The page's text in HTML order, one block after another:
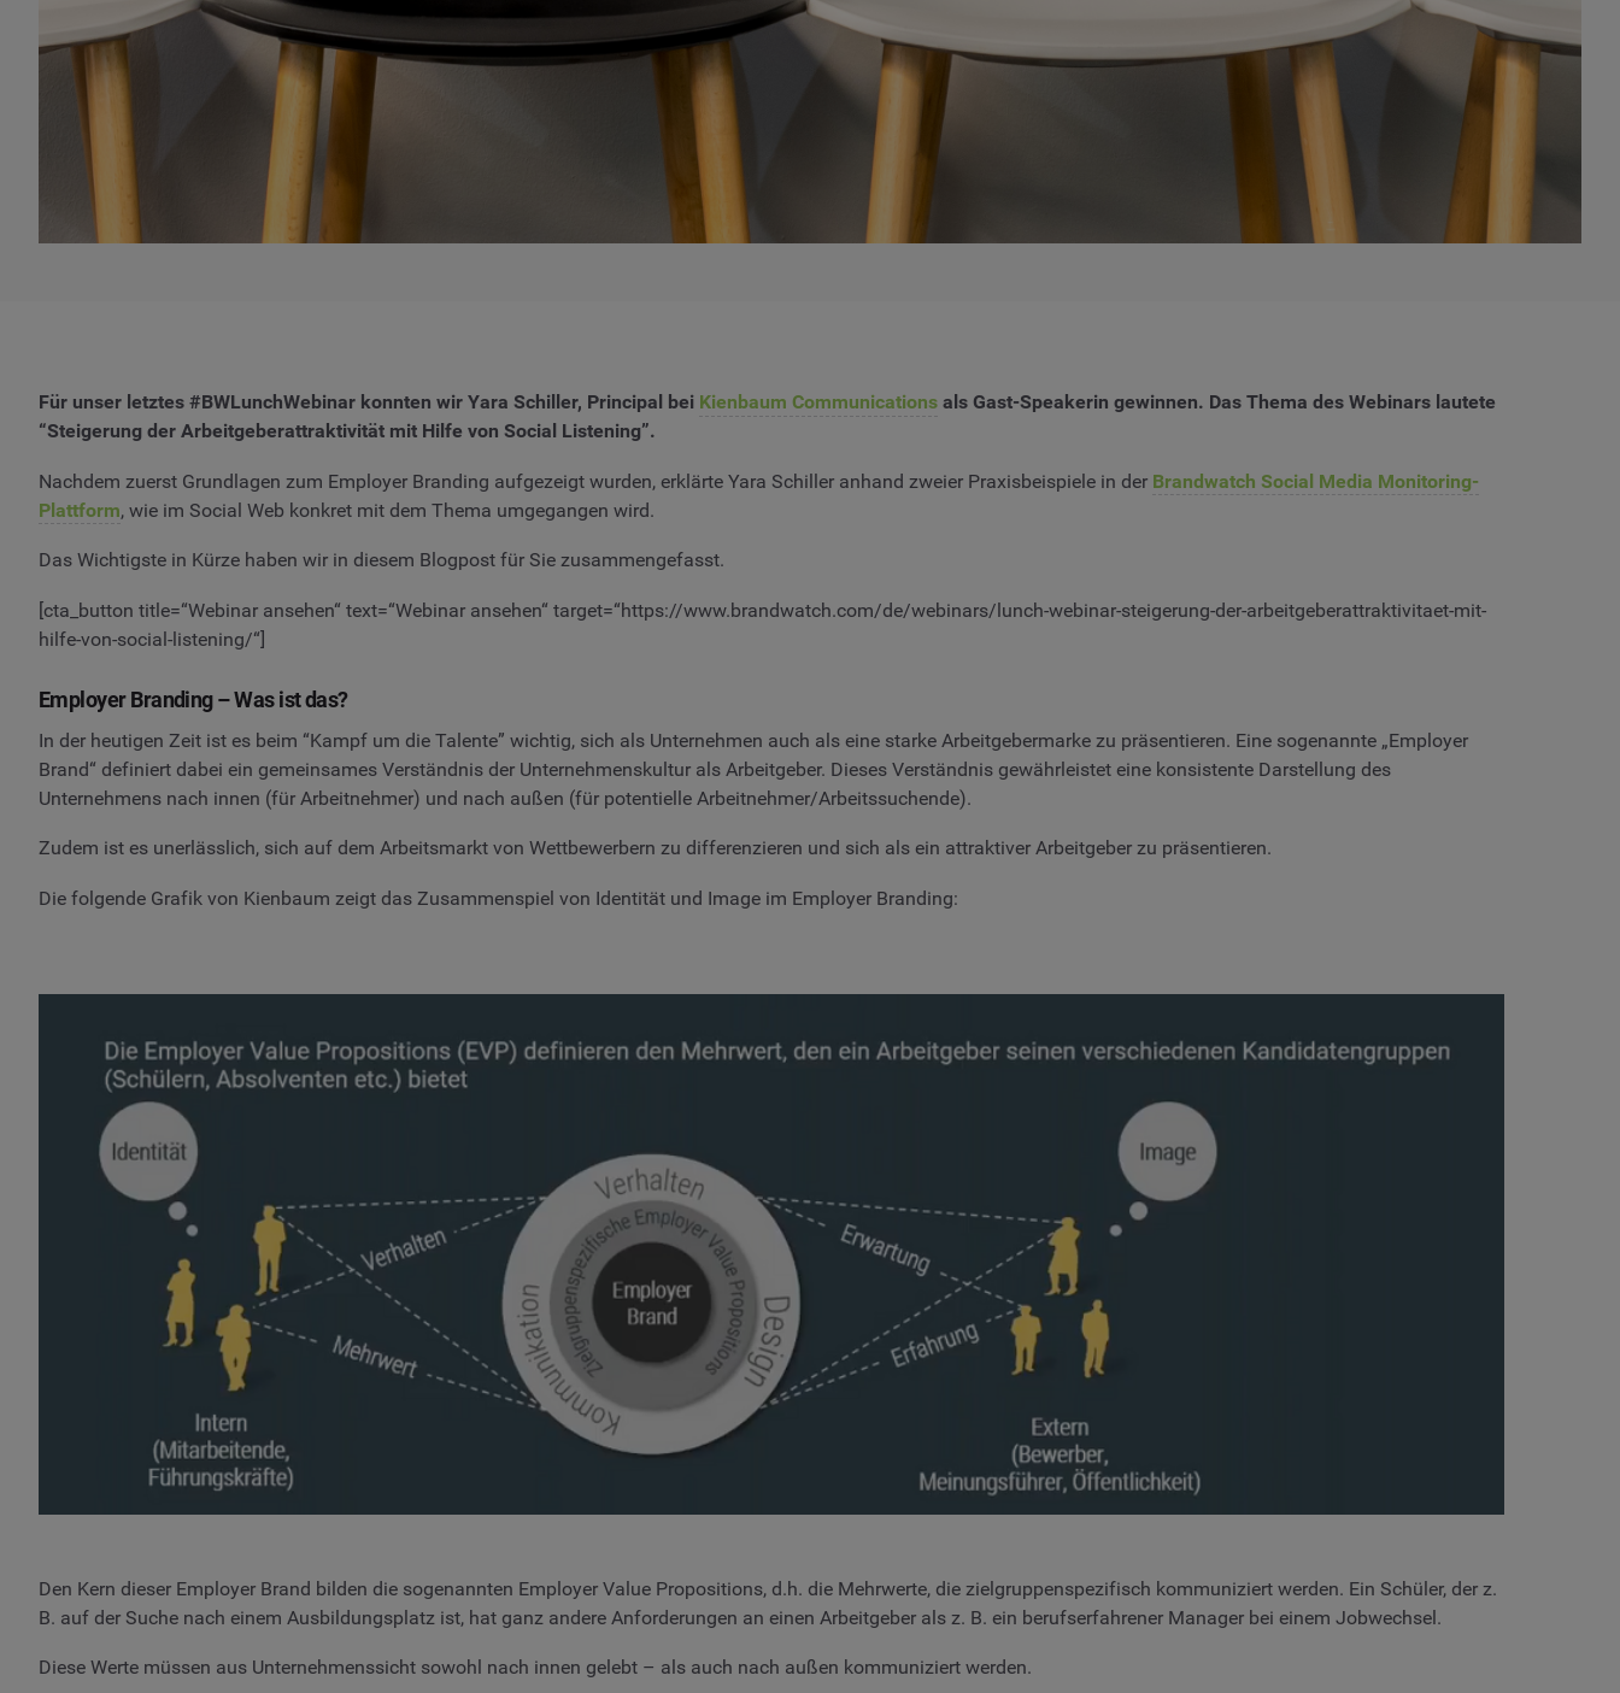
Für unser letztes #BWLunchWebinar konnten wir Yara Schiller, Principal bei Kienbaum Communications als Gast-Speakerin gewinnen. Das Thema des Webinars lautete
“Steigerung der Arbeitgeberattraktivität mit Hilfe von Social Listening”.
Nachdem zuerst Grundlagen zum Employer Branding aufgezeigt wurden, erklärte Yara Schiller anhand zweier Praxisbeispiele in der Brandwatch Social Media Monitoring-
Plattform, wie im Social Web konkret mit dem Thema umgegangen wird.
Das Wichtigste in Kürze haben wir in diesem Blogpost für Sie zusammengefasst.
[cta_button title=“Webinar ansehen“ text=“Webinar ansehen“ target=“https://www.brandwatch.com/de/webinars/lunch-webinar-steigerung-der-arbeitgeberattraktivitaet-mit-
hilfe-von-social-listening/“]
Employer Branding – Was ist das?
In der heutigen Zeit ist es beim “Kampf um die Talente” wichtig, sich als Unternehmen auch als eine starke Arbeitgebermarke zu präsentieren. Eine sogenannte „Employer
Brand“ definiert dabei ein gemeinsames Verständnis der Unternehmenskultur als Arbeitgeber. Dieses Verständnis gewährleistet eine konsistente Darstellung des
Unternehmens nach innen (für Arbeitnehmer) und nach außen (für potentielle Arbeitnehmer/Arbeitssuchende).
Zudem ist es unerlässlich, sich auf dem Arbeitsmarkt von Wettbewerbern zu differenzieren und sich als ein attraktiver Arbeitgeber zu präsentieren.
Die folgende Grafik von Kienbaum zeigt das Zusammenspiel von Identität und Image im Employer Branding:
Den Kern dieser Employer Brand bilden die sogenannten Employer Value Propositions, d.h. die Mehrwerte, die zielgruppenspezifisch kommuniziert werden. Ein Schüler, der z.
B. auf der Suche nach einem Ausbildungsplatz ist, hat ganz andere Anforderungen an einen Arbeitgeber als z. B. ein berufserfahrener Manager bei einem Jobwechsel.
Diese Werte müssen aus Unternehmenssicht sowohl nach innen gelebt – als auch nach außen kommuniziert werden.